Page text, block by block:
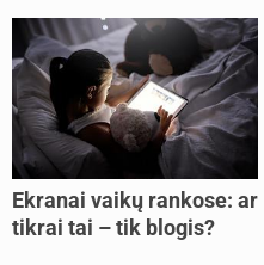
Ekranai vaikų rankose: ar
tikrai tai – tik blogis?